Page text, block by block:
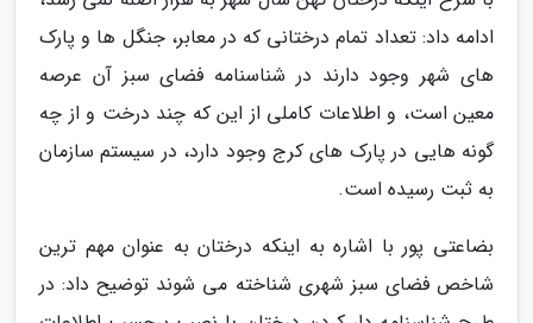
ادامه داد: تعداد تمام درختانی که در معابر، جنگل ها و پارک
های شهر وجود دارند در شناسنامه فضای سبز آن عرصه
معین است، و اطلاعات کاملی از این که چند درخت و از چه
گونه هایی در پارک های کرج وجود دارد، در سیستم سازمان
به ثبت رسیده است.
بضاعتی پور با اشاره به اینکه درختان به عنوان مهم ترین
شاخص فضای سبز شهری شناخته می شوند توضیح داد: در